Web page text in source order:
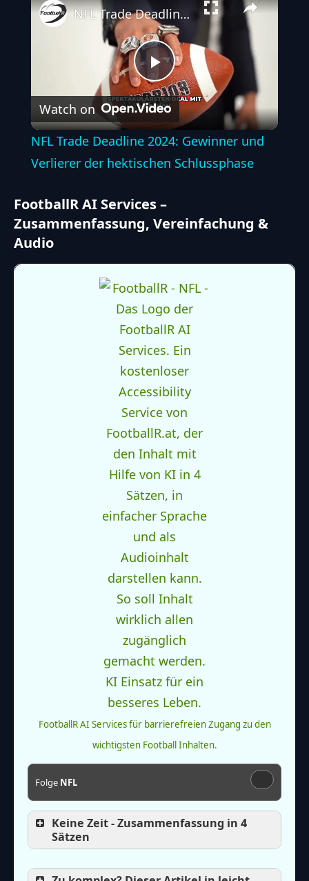
Play
Video
NFL Trade Deadline 2024: Gewinner und Verlierer der hektischen Schlussphase
Watch on
NFL Trade Deadline 2024: Gewinner und
Verlierer der hektischen Schlussphase
FootballR AI Services –
Zusammenfassung, Vereinfachung &
Audio
FootballR AI Services für barrierefreien Zugang zu den
wichtigsten Football Inhalten.
Folge NFL
Keine Zeit - Zusammenfassung in 4
Sätzen